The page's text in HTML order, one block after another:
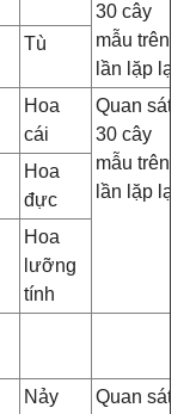
30 cây
mẫu trên 3
lần lặp lại
Tù
Hoa
cái
Quan sát
30 cây
mẫu trên 3
lần lặp lại
Hoa
đực
Hoa
lưỡng
tính
Nảy
Quan sát